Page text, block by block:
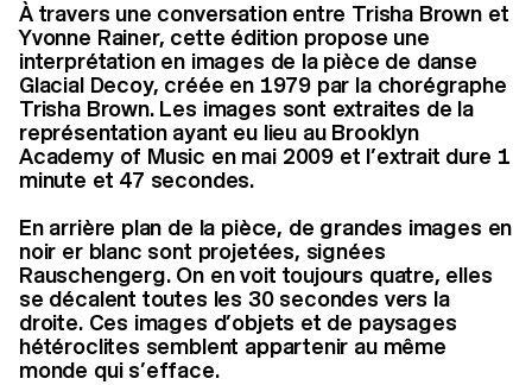
À travers une conversation entre Trisha Brown et
Yvonne Rainer, cette édition propose une
interprétation en images de la pièce de danse
Glacial Decoy, créée en 1979 par la chorégraphe
Trisha Brown. Les images sont extraites de la
représentation ayant eu lieu au Brooklyn
Academy of Music en mai 2009 et l’extrait dure 1
minute et 47 secondes.
En arrière plan de la pièce, de grandes images en
noir er blanc sont projetées, signées
Rauschengerg. On en voit toujours quatre, elles
se décalent toutes les 30 secondes vers la
droite. Ces images d’objets et de paysages
hétéroclites semblent appartenir au même
monde qui s’efface.